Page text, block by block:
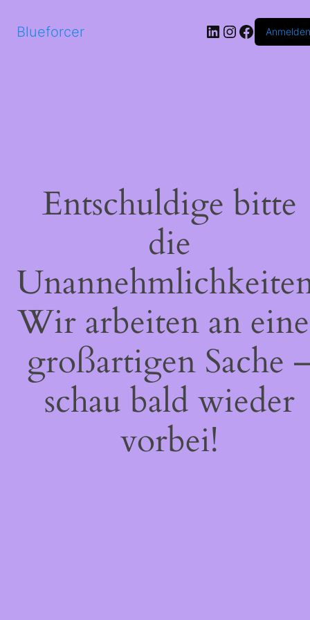
Blueforcer LinkedIn
Instagram
Anmelden
Entschuldige bitte
die
Wir arbeiten an
großartigen Sache
schau bald wieder
vorbei!